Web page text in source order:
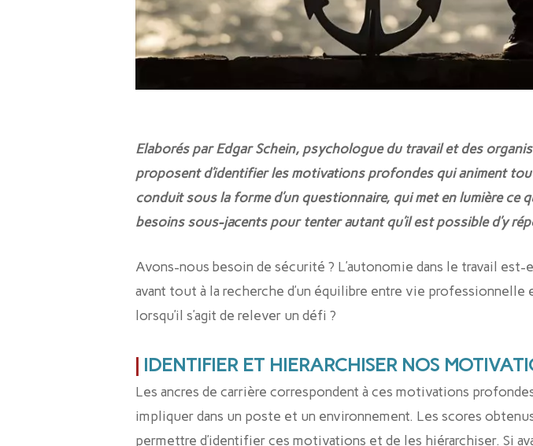
Elaborés par Edgar Schein, psychologue du travail et des
proposent d’identifier les motivations profondes qui animent
conduit sous la forme d’un questionnaire, qui met en lumière ce
besoins sous-jacents pour tenter autant qu’il est possible d’y
Avons-nous besoin de sécurité ? L’autonomie dans le travail
avant tout à la recherche d’un équilibre entre vie
lorsqu’il s’agit de relever un défi ?
| IDENTIFIER ET HIERARCHISER NOS
Les ancres de carrière correspondent à ces motivations
impliquer dans un poste et un environnement. Les scores
permettre d’identifier ces motivations et de les hiérarchiser. Si